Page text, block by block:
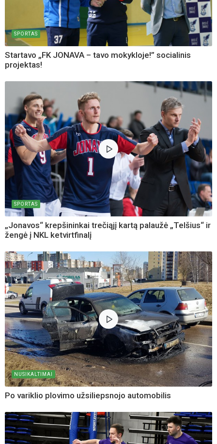
SPORTAS
Startavo „FK JONAVA – tavo mokykloje!” socialinis
projektas!
SPORTAS
„Jonavos“ krepšininkai trečiąjį kartą palaužė „Telšius“ ir
žengė į NKL ketvirtfinalį
NUSIKALTIMAI
Po variklio plovimo užsiliepsnojo automobilis